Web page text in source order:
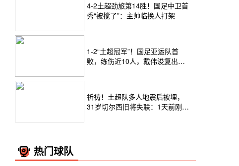
4-2土超劲旅第14胜！国足中卫首
秀“被搅了”：主帅临换人打架
1-2“土超冠军”！国足亚运队首
败，练伤近10人，戴伟浚复出破
祈祷！土超队多人地震后被埋，
31岁切尔西旧将失联：1天前刚贡
热门球队